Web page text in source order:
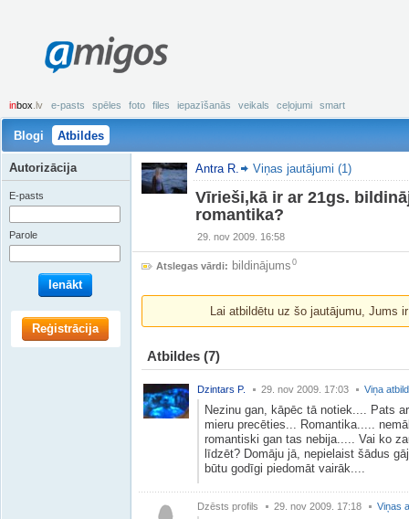
amigos
inbox .lv e-pasts spēles foto files iepazīšanās veikals ceļojumi smart
Blogi Atbildes
Antra R. Viņas jautājumi (1)
Vīrieši,kā ir ar 21gs.
romantika?
29. nov 2009. 16:58
Atslegas vārdi: bildinājums 0
Lai atbildētu uz šo jautājumu, Jums
Atbildes (7)
Dzintars P. 29. nov 2009. 17:03 Viņa
Nezinu gan, kāpēc tā notiek.... Pats
mieru precēties... Romantika.....
romantiski gan tas nebija..... Vai ko
līdzēt? Domāju jā, nepielaist šādus
būtu godīgi piedomāt vairāk....
Dzēsts profils 29. nov 2009. 17:18 Viņas
Autorizācija
E-pasts
Parole
Ienākt
Reģistrācija